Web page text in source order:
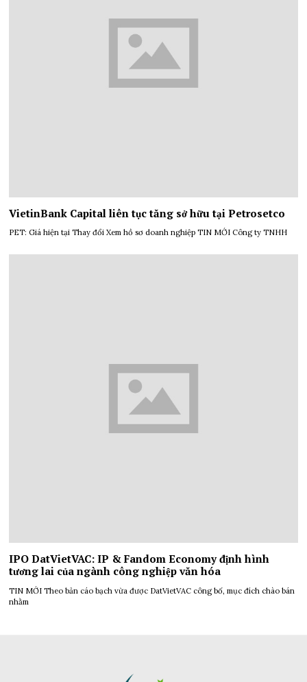
VietinBank Capital liên tục tăng sở hữu tại Petrosetco
PET: Giá hiện tại Thay đổi Xem hồ sơ doanh nghiệp TIN MỚI Công ty TNHH
IPO DatVietVAC: IP & Fandom Economy định hình
tương lai của ngành công nghiệp văn hóa
TIN MỚI Theo bản cáo bạch vừa được DatVietVAC công bố, mục đích chào bán
nhằm